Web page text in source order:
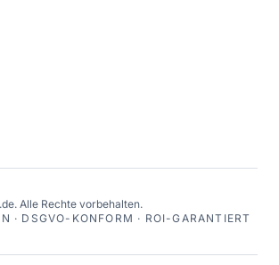
Alle Rechte vorbehalten.
· DSGVO-KONFORM · ROI-GARANTIERT